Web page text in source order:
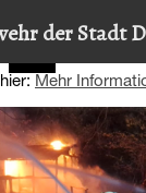
Cookies, um
hier: Mehr
der Stadt